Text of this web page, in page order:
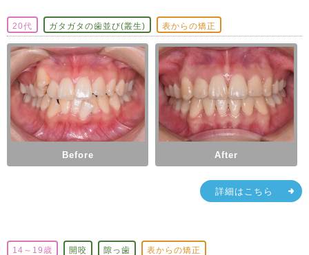
20代 ガタガタの歯並び(叢生) 表からの矯正
Before After
詳細はこちら
14～19歳 開咬 隙っ歯 表からの矯正